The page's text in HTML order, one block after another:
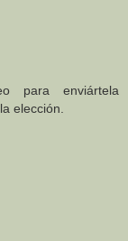
para enviártela
elección.